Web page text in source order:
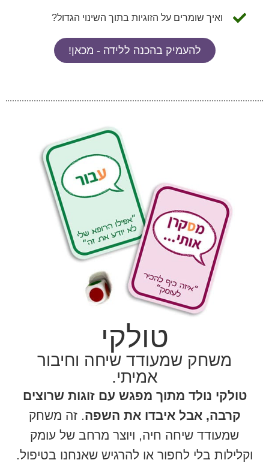
ואיך שומרים על הזוגיות בתוך השינוי הגדול?
להעמיק בהכנה ללידה - מכאן!
טולקי
משחק שמעודד שיחה וחיבור
אמיתי.
טולקי נולד מתוך מפגש עם זוגות שרוצים
קרבה, אבל איבדו את השפה. זה משחק
שמעודד שיחה חיה, ויוצר מרחב של עומק
וקלילות בלי לחפור או להרגיש שאנחנו בטיפול.